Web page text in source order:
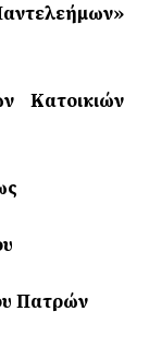
Κατοικιών
Πατρών